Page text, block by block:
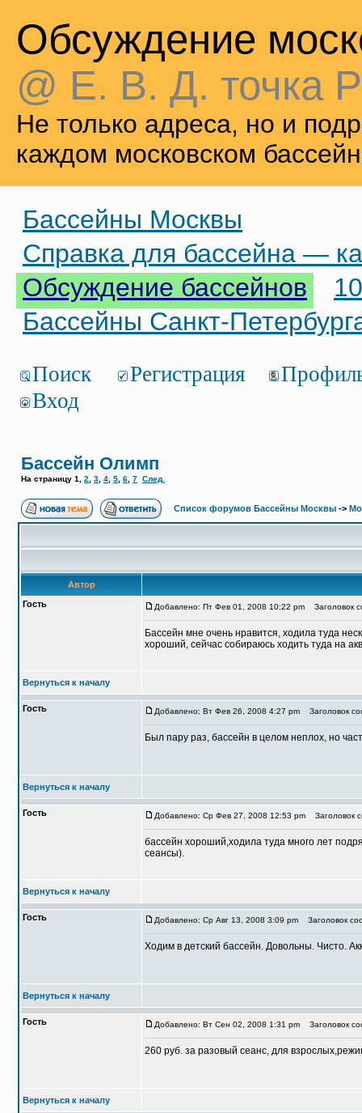
Обсуждение
@ Е. В. Д. точка
Не только адреса, но и
каждом московском
Бассейны Москвы
Справка для бассейна —
Обсуждение бассейнов
Бассейны Санкт-
Поиск Регистрация
Вход
Бассейн Олимп
На страницу 1 2 3 4 5 6 7 След.
Список форумов Бассейны Москвы ->
Автор
Гость
Добавлено: Пт Фев 01, 2008 10:22 pm Заголовок
Бассейн мне очень нравится, ходила туда
хороший, сейчас собираюсь ходить туда на
Вернуться к началу
Гость Добавлено: Вт Фев 26, 2008 4:27 pm Заголовок
Был пару раз, бассейн в целом неплох, но
Вернуться к началу
Гость Добавлено: Ср Фев 27, 2008 12:53 pm Заголовок
бассейн хороший,ходила туда много лет
сеансы).
Вернуться к началу
Гость Добавлено: Ср Авг 13, 2008 3:09 pm Заголовок
Ходим в детский бассейн. Довольны. Чисто.
Вернуться к началу
Гость Добавлено: Вт Сен 02, 2008 1:31 pm Заголовок
260 руб. за разовый сеанс, для
Вернуться к началу